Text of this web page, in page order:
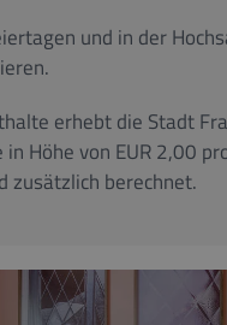
und in der
erhebt die Stadt
Höhe von EUR 2,00
zusätzlich berechnet.